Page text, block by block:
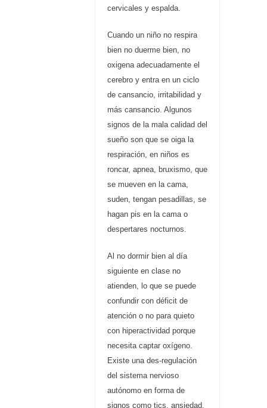
cervicales y espalda.
Cuando un niño no respira
bien no duerme bien, no
oxigena adecuadamente el
cerebro y entra en un ciclo
de cansancio, irritabilidad y
más cansancio. Algunos
signos de la mala calidad del
sueño son que se oiga la
respiración, en niños es
roncar, apnea, bruxismo, que
se mueven en la cama,
suden, tengan pesadillas, se
hagan pis en la cama o
despertares nocturnos.
Al no dormir bien al día
siguiente en clase no
atienden, lo que se puede
confundir con déficit de
atención o no para quieto
con hiperactividad porque
necesita captar oxígeno.
Existe una des-regulación
del sistema nervioso
autónomo en forma de
signos como tics, ansiedad,